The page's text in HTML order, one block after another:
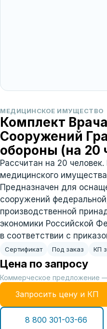
МЕДИЦИНСКОЕ ИМУЩЕСТВО
Комплект
Сооружений
обороны (на 20
Рассчитан на 20
медицинского
Предназначен для
сооружений
производственной
экономики Российской
в соответствии с
Сертификат Под заказ КП
Цена по запросу
Коммерческое предложение
Запросить цену и КП
8 800 301-03-66